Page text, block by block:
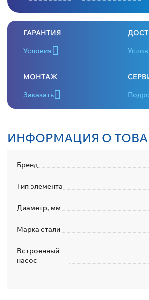
ГАРАНТИЯ
Условия
МОНТАЖ
Заказать
ИНФОРМАЦИЯ О
Бренд
Тип элемента
Диаметр, мм
Марка стали
Встроенный
насос